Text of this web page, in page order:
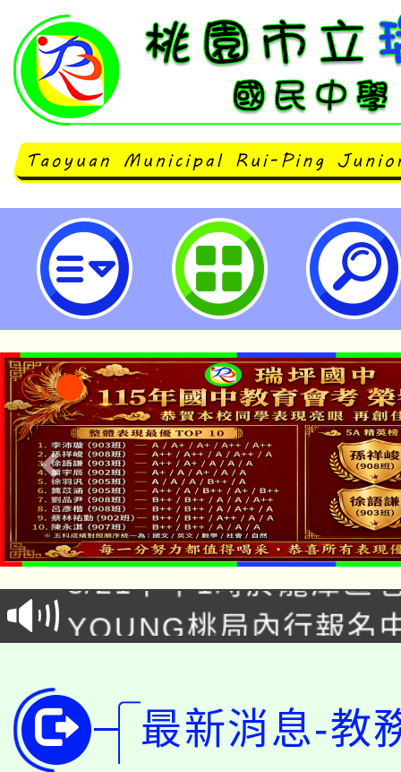
教育部「教育家」網站114年度徵
國民中學
「本色祭」8/29、30在
場熱烈登場!
8/21下午1時於龍潭區
徵才活動。
YOUNG桃局內行報名
開!
115年桃園市運動會8/
田徑場及游泳池舉行。
桃園市低收入戶享有免
最新消息-教